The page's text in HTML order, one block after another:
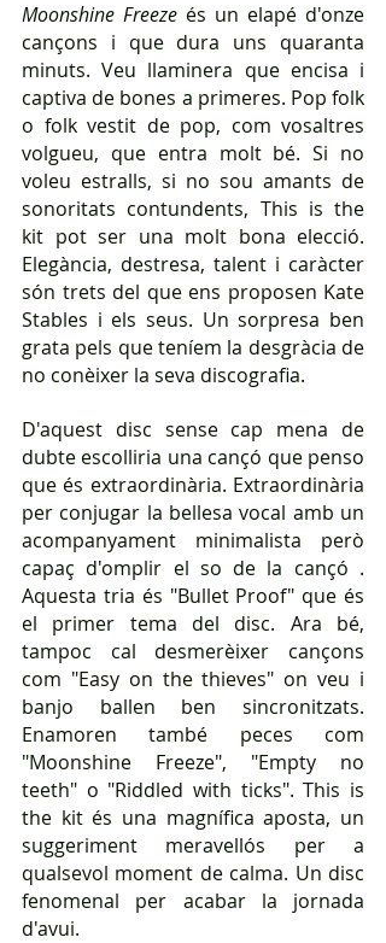
Moonshine Freeze és un elapé d'onze
cançons i que dura uns quaranta
minuts. Veu llaminera que encisa i
captiva de bones a primeres. Pop folk
o folk vestit de pop, com vosaltres
volgueu, que entra molt bé. Si no
voleu estralls, si no sou amants de
sonoritats contundents, This is the
kit pot ser una molt bona elecció.
Elegància, destresa, talent i caràcter
són trets del que ens proposen Kate
Stables i els seus. Un sorpresa ben
grata pels que teníem la desgràcia de
no conèixer la seva discografia.
D'aquest disc sense cap mena de
dubte escolliria una cançó que penso
que és extraordinària. Extraordinària
per conjugar la bellesa vocal amb un
acompanyament minimalista però
capaç d'omplir el so de la cançó .
Aquesta tria és "Bullet Proof" que és
el primer tema del disc. Ara bé,
tampoc cal desmerèixer cançons
com "Easy on the thieves" on veu i
banjo ballen ben sincronitzats.
Enamoren també peces com
"Moonshine Freeze", "Empty no
teeth" o "Riddled with ticks". This is
the kit és una magnífica aposta, un
suggeriment meravellós per a
qualsevol moment de calma. Un disc
fenomenal per acabar la jornada
d'avui.